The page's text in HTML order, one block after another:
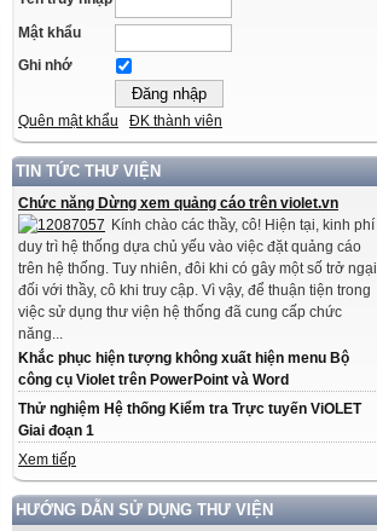
Mật khẩu
Ghi nhớ
Quên mật khẩu ĐK thành viên
TIN TỨC THƯ VIỆN
Chức năng Dừng xem quảng cáo trên violet.vn
Kính chào các thầy, cô! Hiện tại, kinh phí
duy trì hệ thống dựa chủ yếu vào việc đặt quảng cáo
trên hệ thống. Tuy nhiên, đôi khi có gây một số trở ngại
đối với thầy, cô khi truy cập. Vì vậy, để thuận tiện trong
việc sử dụng thư viện hệ thống đã cung cấp chức
năng...
Khắc phục hiện tượng không xuất hiện menu Bộ
công cụ Violet trên PowerPoint và Word
Thử nghiệm Hệ thống Kiểm tra Trực tuyến ViOLET
Giai đoạn 1
Xem tiếp
HƯỚNG DẪN SỬ DỤNG THƯ VIỆN